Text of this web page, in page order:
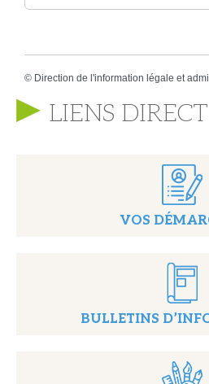
© Direction de l'information légale et
LIENS DIRECT
VOS
BULLETINS